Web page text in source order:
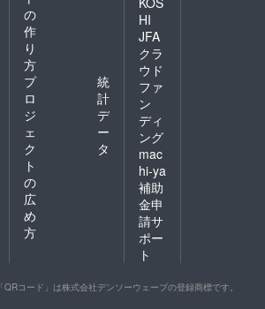
の
作
り
方
プ
ロ
ジ
ェ
ク
ト
の
広
め
方
統
計
デ
ー
タ
HI
JFA
クラ
ウド
ファ
ン
ディ
ング
mac
hi-ya
補助
金申
請サ
ポー
ト
「QRコード」は株式会社デンソーウェーブの登録商標です。